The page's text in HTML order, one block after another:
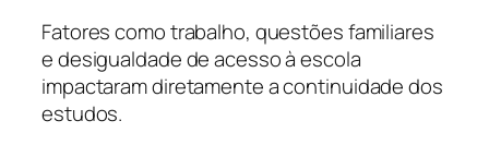
Fatores como trabalho, questões familiares
e desigualdade de acesso à escola
impactaram diretamente a continuidade dos
estudos.